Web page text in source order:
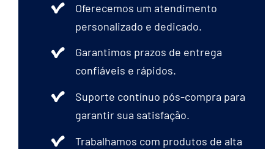
Oferecemos um atendimento
personalizado e dedicado.
Garantimos prazos de entrega
confiáveis e rápidos.
Suporte contínuo pós-compra para
garantir sua satisfação.
Trabalhamos com produtos de alta